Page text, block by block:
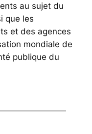
au sujet du
que les
et des agences
mondiale de
publique du